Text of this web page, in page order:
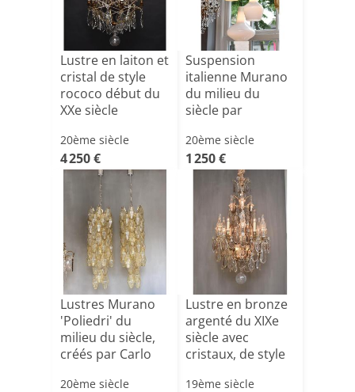
Lustre en laiton et
cristal de style
rococo début du
XXe siècle
20ème siècle
4 250 €
Suspension
italienne Murano
du milieu du
siècle par
20ème siècle
1 250 €
Lustres Murano
'Poliedri' du
milieu du siècle,
créés par Carlo
20ème siècle
Lustre en bronze
argenté du XIXe
siècle avec
cristaux, de style
19ème siècle